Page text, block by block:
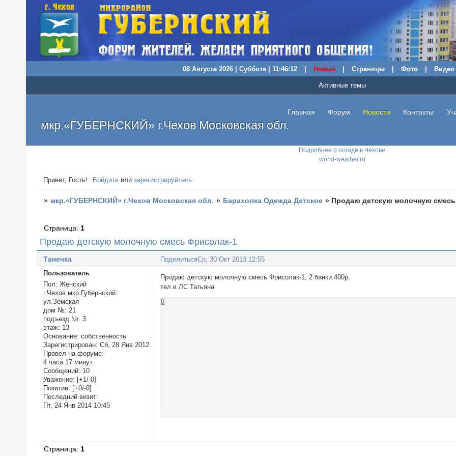
08 Августа 2026 | Суббота | 11:46:13 Новые Страницы Фото Видео
Подробнее о погоде в Чехове
world-weather.ru
мкр.«ГУБЕРНСКИЙ» г.Чехов Московская обл.
Главная Форум Новости Контакты
Активные темы
Привет, Гость! Войдите илизарегистрируйтесь.
» мкр.«ГУБЕРНСКИЙ» г.Чехов Московская обл. » Барахолка Одежда Детское » Продаю детскую молочную
Продаю детскую молочную смесь Фрисолак-1
Страница: 1
ПоделитьсяСр, 30 Окт 2013 12:55
Танечка
Пользователь
Пол: Женский
г.Чехов мкр.Губернский:
ул.Земская
дом №: 21
подъезд №: 3
этаж: 13
Основание: собственность
Зарегистрирован: Сб, 28 Янв 2012
Провел на форуме:
4 часа 17 минут
Сообщений: 10
Уважение: [+1/-0]
Позитив: [+0/-0]
Последний визит:
Пт, 24 Янв 2014 10:45
Продаю детскую молочную смесь Фрисолак-1, 2 банки 400р.
тел в ЛС Татьяна
0
Страница: 1